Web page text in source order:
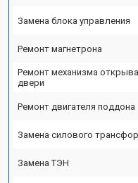
Замена блока управления
Ремонт магнетрона
Ремонт механизма
двери
Ремонт двигателя поддона
Замена силового
Замена ТЭН